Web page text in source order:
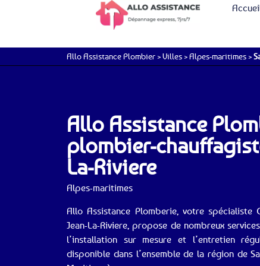
Allo Assistance Plombier >Villes >Alpes-maritimes >
Allo Assistance
plombier-
La-Riviere
Alpes-maritimes
Allo Assistance Plomberie, votre spécialiste
Jean-La-Riviere, propose de nombreux
l’installation sur mesure et l’entretien
disponible dans l’ensemble de la région de